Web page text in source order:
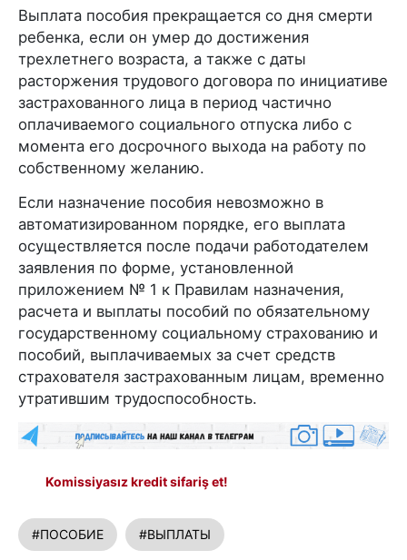
Выплата пособия прекращается со дня смерти
ребенка, если он умер до достижения
трехлетнего возраста, а также с даты
расторжения трудового договора по инициативе
застрахованного лица в период частично
оплачиваемого социального отпуска либо с
момента его досрочного выхода на работу по
собственному желанию.
Если назначение пособия невозможно в
автоматизированном порядке, его выплата
осуществляется после подачи работодателем
заявления по форме, установленной
приложением № 1 к Правилам назначения,
расчета и выплаты пособий по обязательному
государственному социальному страхованию и
пособий, выплачиваемых за счет средств
страхователя застрахованным лицам, временно
утратившим трудоспособность.
Komissiyasız kredit sifariş et!
#ПОСОБИЕ #ВЫПЛАТЫ